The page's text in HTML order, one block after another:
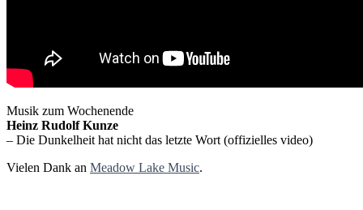
Musik zum Wochenende
Heinz Rudolf Kunze
– Die Dunkelheit hat nicht das letzte Wort (offizielles video)
Vielen Dank an Meadow Lake Music.